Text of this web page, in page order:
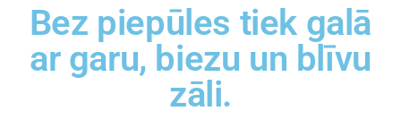
Bez piepūles tiek galā
ar garu, biezu un blīvu
zāli.